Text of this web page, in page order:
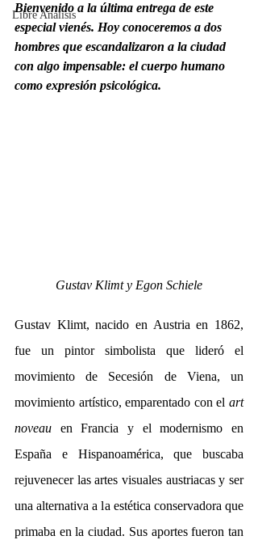
Libre Análisis
Bienvenido a la última entrega de este
especial vienés. Hoy conoceremos a dos
hombres que escandalizaron a la ciudad
con algo impensable: el cuerpo humano
como expresión psicológica.
Gustav Klimt y Egon Schiele
Gustav Klimt, nacido en Austria en 1862,
fue un pintor simbolista que lideró el
movimiento de Secesión de Viena, un
movimiento artístico, emparentado con el art
noveau en Francia y el modernismo en
España e Hispanoamérica, que buscaba
rejuvenecer las artes visuales austriacas y ser
una alternativa a la estética conservadora que
primaba en la ciudad. Sus aportes fueron tan